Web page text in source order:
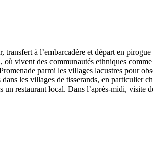
transfert à l’embarcadère et départ en
où vivent des communautés ethniques
parmi les villages lacustres pour
dans les villages de tisserands, en
un restaurant local. Dans l’après-midi,